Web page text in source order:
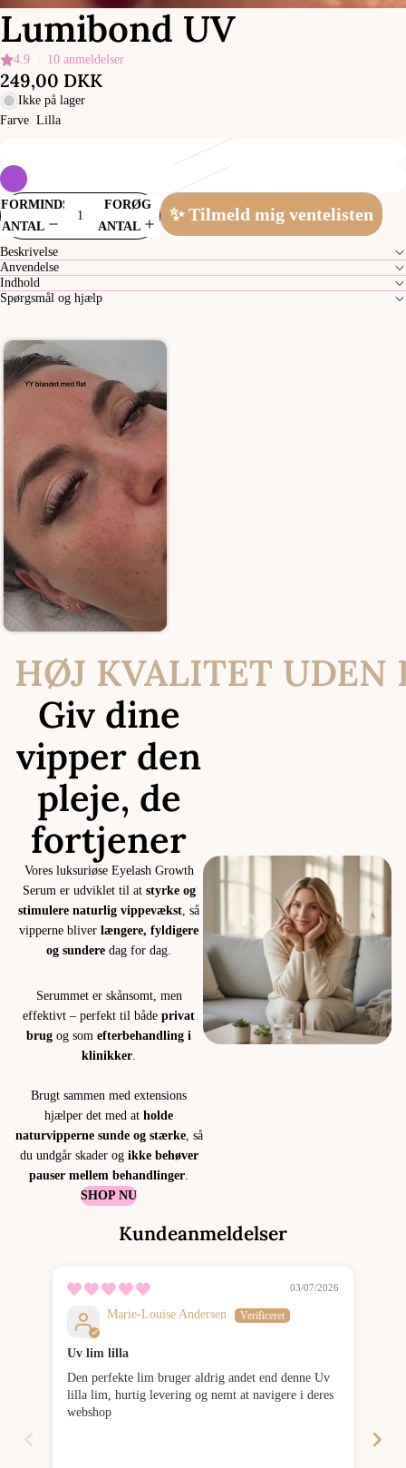
Lumibond UV
4.9 10 anmeldelser
249,00 DKK
Ikke på lager
Farve Lilla
FORMINDSK
ANTAL
FORØG
ANTAL
✨ Tilmeld mig ventelisten
Beskrivelse
Anvendelse
Indhold
Spørgsmål og hjælp
HØJ KVALITET UDEN
Giv dine
vipper den
pleje, de
fortjener
Vores luksuriøse Eyelash Growth
Serum er udviklet til at styrke og
stimulere naturlig vippevækst , så
vipperne bliver længere, fyldigere
og sundere dag for dag.
Serummet er skånsomt, men
effektivt – perfekt til både privat
brug og som efterbehandling i
klinikker
Brugt sammen med extensions
hjælper det med at holde
naturvipperne sunde og stærke, så
du undgår skader og ikke behøver
pauser mellem behandlinger
SHOP NU
Kundeanmeldelser
03/07/2026
Marie-Louise Andersen
Uv lim lilla
Den perfekte lim bruger aldrig andet end denne Uv
lilla lim, hurtig levering og nemt at navigere i deres
webshop